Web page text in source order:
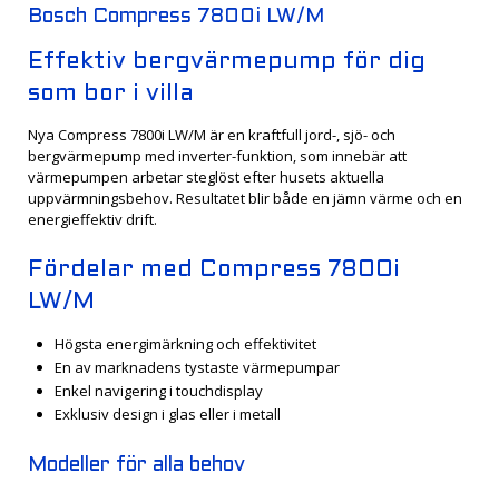
Bosch Compress 7800i LW/M
Effektiv bergvärmepump för dig
som bor i villa
Nya Compress 7800i LW/M är en kraftfull jord-, sjö- och
bergvärmepump med inverter-funktion, som innebär att
värmepumpen arbetar steglöst efter husets aktuella
uppvärmningsbehov. Resultatet blir både en jämn värme och en
energieffektiv drift.
Fördelar med Compress 7800i
LW/M
Högsta energimärkning och effektivitet
En av marknadens tystaste värmepumpar
Enkel navigering i touchdisplay
Exklusiv design i glas eller i metall
Modeller för alla behov